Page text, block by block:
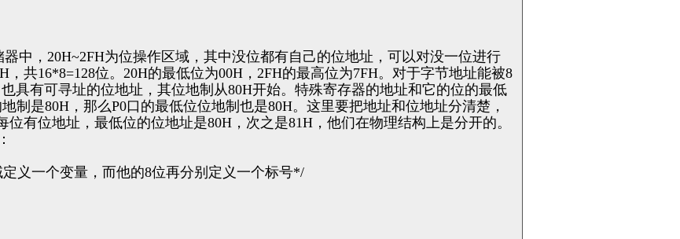
中， 20H~2FH为位操作区域，其中没位都有自己的位地址，可以对没一位进行
，共16*8=128位。 20H的最低位为00H ， 2FH的最高位为7FH。对于字节地址能被8
具有可寻址的位地址，其位地制从80H开始。特殊寄存器的地址和它的位的最低
制是80H ，那么P0口的最低位位地制也是80H。这里要把地址和位地址分清楚，
位有位地址，最低位的位地址是80H ，次之是81H ，他们在物理结构上是分开的。
义一个变量，而他的8位再分别定义一个标号*/